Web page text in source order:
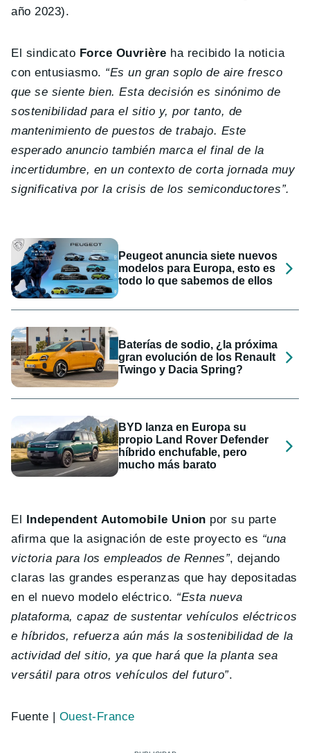
año 2023).
El sindicato Force Ouvrière ha recibido la noticia
con entusiasmo. “Es un gran soplo de aire fresco
que se siente bien. Esta decisión es sinónimo de
sostenibilidad para el sitio y, por tanto, de
mantenimiento de puestos de trabajo. Este
esperado anuncio también marca el final de la
incertidumbre, en un contexto de corta jornada muy
significativa por la crisis de los semiconductores”.
Peugeot anuncia siete nuevos
modelos para Europa, esto es
todo lo que sabemos de ellos
Baterías de sodio, ¿la próxima
gran evolución de los Renault
Twingo y Dacia Spring?
BYD lanza en Europa su
propio Land Rover Defender
híbrido enchufable, pero
mucho más barato
El Independent Automobile Union por su parte
afirma que la asignación de este proyecto es “una
victoria para los empleados de Rennes”, dejando
claras las grandes esperanzas que hay depositadas
en el nuevo modelo eléctrico. “Esta nueva
plataforma, capaz de sustentar vehículos eléctricos
e híbridos, refuerza aún más la sostenibilidad de la
actividad del sitio, ya que hará que la planta sea
versátil para otros vehículos del futuro”.
Fuente | Ouest-France